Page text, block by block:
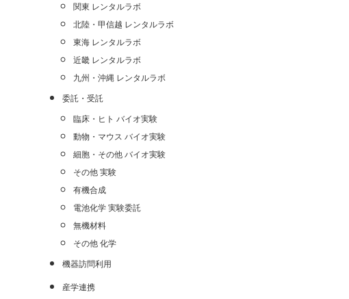
関東 レンタルラボ
北陸・甲信越 レンタルラボ
東海 レンタルラボ
近畿 レンタルラボ
九州・沖縄 レンタルラボ
委託・受託
臨床・ヒト バイオ実験
動物・マウス バイオ実験
細胞・その他 バイオ実験
その他 実験
有機合成
電池化学 実験委託
無機材料
その他 化学
機器訪問利用
産学連携